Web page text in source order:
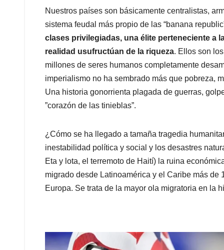
Nuestros países son básicamente centralistas,
sistema feudal más propio de las “banana
clases privilegiadas, una élite perteneciente a
realidad usufructúan de la riqueza. Ellos son
millones de seres humanos completamente
imperialismo no ha sembrado más que pobreza,
Una historia gonorrienta plagada de guerras,
”corazón de las tinieblas”.
¿Cómo se ha llegado a tamaña tragedia
inestabilidad política y social y los desastres
Eta y lota, el terremoto de Haití) la ruina
migrado desde Latinoamérica y el Caribe más
Europa. Se trata de la mayor ola migratoria en la